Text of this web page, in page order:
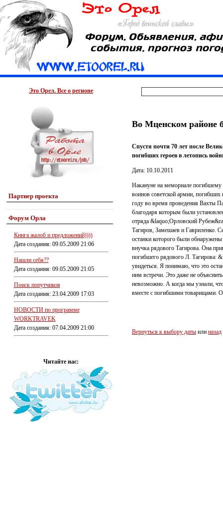
Это Орел. Все о регионе
Партнер проекта
Форум Орла
Книга жалоб и предложений))))
Дата создания: 09.05.2009 21:06
Нашли себя??
Дата создания: 09.05.2009 21:05
Поиск попутчиков
Дата создания: 23.04.2009 17:03
НОВОСТИ по программе
WORKTRAVEK
Дата создания: 07.04.2009 21:00
Читайте нас:
Во Мценском районе
Спустя почти 70 лет после
погибших героев в летопись
Дата: 10.10.2011
Накануне на мемориале
воинов советской армии,
году во время проведения Вахты
благодаря которым были
отряда &laquo;Орловский
Тагиров, Замешаев и Гавриленко.
останки которого были
внучка рядового Тагирова. Она
погибшего рядового Л. Тагирова:
увидеться. Я понимаю, что это
ним встречи. Это даже не
невозможно. А когда мы узнали,
вместе с погибшими товарищами.
Вернуться к выбору даты или назад